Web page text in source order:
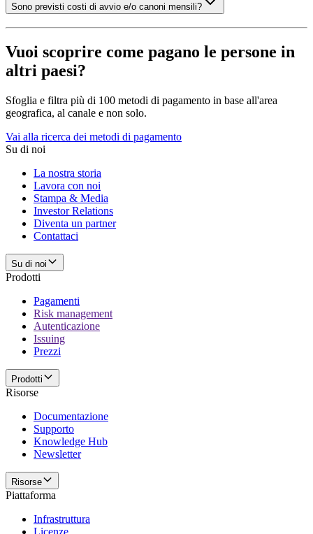
Sono previsti costi di avvio e/o canoni mensili?
Vuoi scoprire come pagano le persone in
altri paesi?
Sfoglia e filtra più di 100 metodi di pagamento in base all'area
geografica, al canale e non solo.
Vai alla ricerca dei metodi di pagamento
Su di noi
La nostra storia
Lavora con noi
Stampa & Media
Investor Relations
Diventa un partner
Contattaci
Su di noi
Prodotti
Pagamenti
Risk management
Autenticazione
Issuing
Prezzi
Prodotti
Risorse
Documentazione
Supporto
Knowledge Hub
Newsletter
Risorse
Piattaforma
Infrastruttura
Licenze